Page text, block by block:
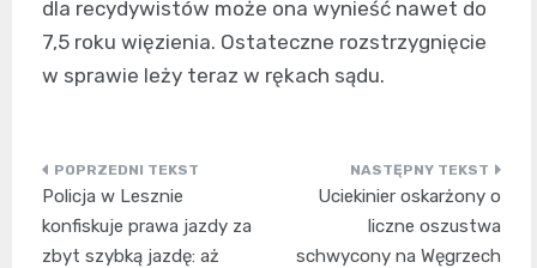
dla recydywistów może ona wynieść nawet do
7,5 roku więzienia. Ostateczne rozstrzygnięcie
w sprawie leży teraz w rękach sądu.
Nawigacja
wpisu
Policja w Lesznie
konfiskuje prawa jazdy za
zbyt szybką jazdę: aż
Uciekinier oskarżony o
liczne oszustwa
schwycony na Węgrzech